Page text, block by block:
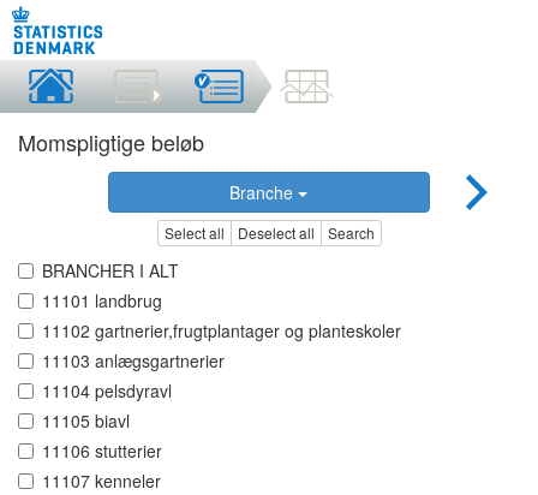
Momspligtige beløb
Branche
Select all Deselect all Search
BRANCHER I ALT
11101 landbrug
11102 gartnerier,frugtplantager og planteskoler
11103 anlægsgartnerier
11104 pelsdyravl
11105 biavl
11106 stutterier
11107 kenneler